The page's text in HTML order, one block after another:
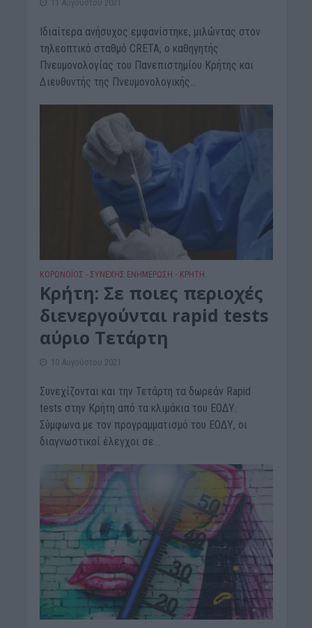
11 Αυγούστου 2021
Ιδιαίτερα ανήσυχος εμφανίστηκε, μιλώντας στον
τηλεοπτικό σταθμό CRETA, ο καθηγητής
Πνευμονολογίας του Πανεπιστημίου Κρήτης και
Διευθυντής της Πνευμονολογικής...
ΚΟΡΩΝΟΪΟΣ - ΣΥΝΕΧΗΣ ΕΝΗΜΕΡΩΣΗ • ΚΡΗΤΗ
Κρήτη: Σε ποιες περιοχές
διενεργούνται rapid tests
αύριο Τετάρτη
10 Αυγούστου 2021
Συνεχίζονται και την Τετάρτη τα δωρεάν Rapid
tests στην Kρήτη από τα κλιμάκια του ΕΟΔΥ.
Σύμφωνα με τον προγραμματισμό του ΕΟΔΥ, οι
διαγνωστικοί έλεγχοι σε...